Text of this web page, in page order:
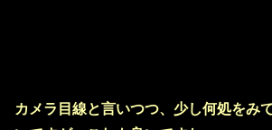
カメラ目線と言いつつ、少し何処をみ